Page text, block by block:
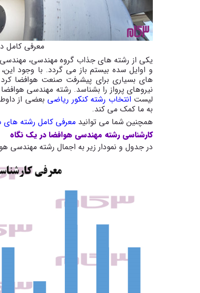
معرفی کامل
یکی از رشته های جذاب گروه مهندسی،
و اوایل سده بیستم باز می گردد. با وجود
های بسیاری برای پیشرفت صنعت هوافضا
نیروهای پرواز را بشناسد. رشته مهندسی
لیستانتخاب رشته کنکور ریاضی بعضی از
به ما کمک می کند.
همچنین شما می توانید معرفی کامل رشته
کارشناسی رشته مهندسی هوافضا در یک نگاه
در جدول و نمودار زیر به اجمال رشته مهندسی